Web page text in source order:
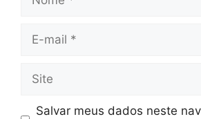
Site
Salvar meus dados neste